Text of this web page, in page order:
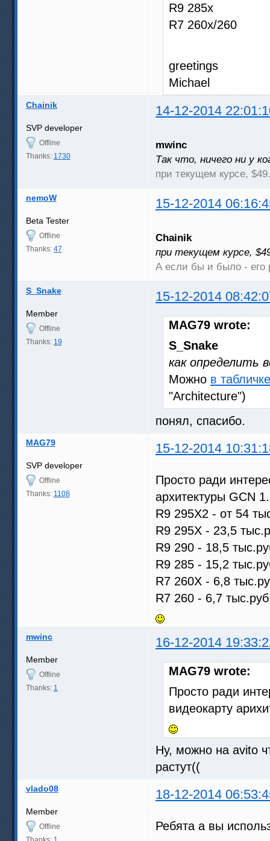
R9 285x
R7 260x/260
greetings
Michael
Chainik 14-12-2014
SVP developer
Offline
Thanks: 1730
mwinc
Так что, ничего ни у
при текущем курсе,
nemoW 15-12-2014
Beta Tester
Offline
Thanks: 47
Chainik
при текущем курсе,
А если бы и было - его
S_Snake 15-12-2014
Member
Offline
Thanks: 19
MAG79 wrote:
S_Snake
как определить
Можно в
"Architecture")
понял, спасибо.
MAG79 15-12-2014
SVP developer
Offline
Thanks: 1108
Просто ради
архитектуры GCN
R9 295X2 - от 54
R9 295X - 23,5
R9 290 - 18,5
R9 285 - 15,2
R7 260X - 6,8
R7 260 - 6,7
mwinc 16-12-2014
Member
Offline
Thanks: 1
MAG79 wrote:
Просто ради
видеокарту
Ну, можно на avito
растут((
vlado08 18-12-2014
Member
Offline
Ребята а вы